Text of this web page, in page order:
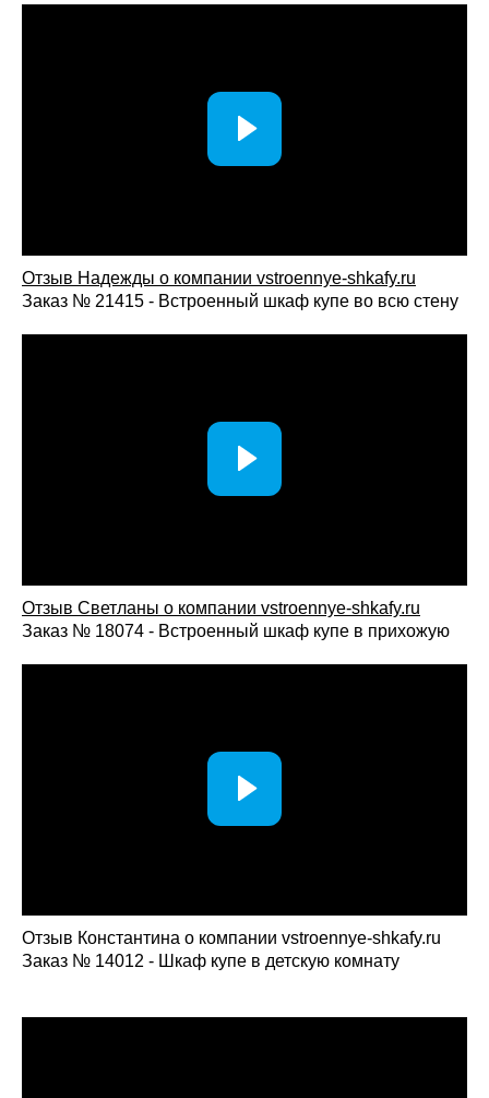
Шкаф со стеклом в спальню позволяет организовать
стиль помещения и создать комфортную обстановку для
Отзыв Надежды о компании vstroennye-shkafy.ru
Заказ № 21415 - Встроенный шкаф купе во всю стену
Отзыв Светланы о компании vstroennye-shkafy.ru
Заказ № 18074 - Встроенный шкаф купе в прихожую
Отзыв Константина о компании vstroennye-shkafy.ru
Заказ № 14012 - Шкаф купе в детскую комнату